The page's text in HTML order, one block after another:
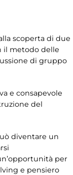
scoperta di due
il metodo delle
di gruppo
e consapevole
del
diventare un
per
e pensiero